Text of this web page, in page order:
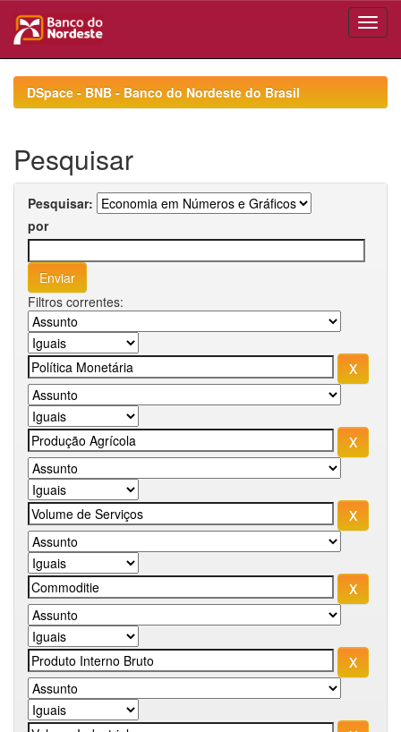
navigationDSpace - BNB - Banco do Nordeste do Brasil
Pesquisar
Pesquisar:
por
Filtros correntes: